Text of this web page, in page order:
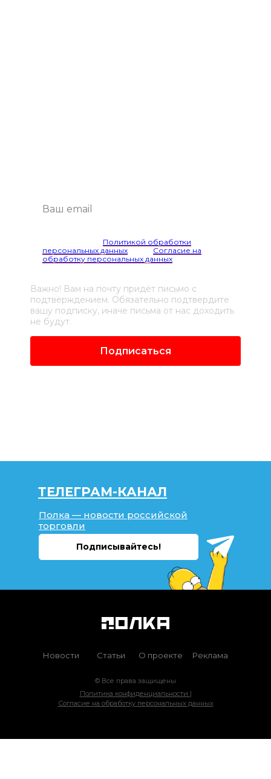
Политикой обработки
персональных данных
Согласие на
обработку персональных данных
Важно! Вам на почту придёт письмо с
подтверждением. Обязательно подтвердите
вашу подписку, иначе письма от нас доходить
не будут.
Подписаться
ТЕЛЕГРАМ-КАНАЛ
Полка — новости российской
торговли
Подписывайтесь!
© Все права защищены
Согласие на обработку персональных данных
Политика конфиденциальности |
Новости О проекте
Статьи Реклама